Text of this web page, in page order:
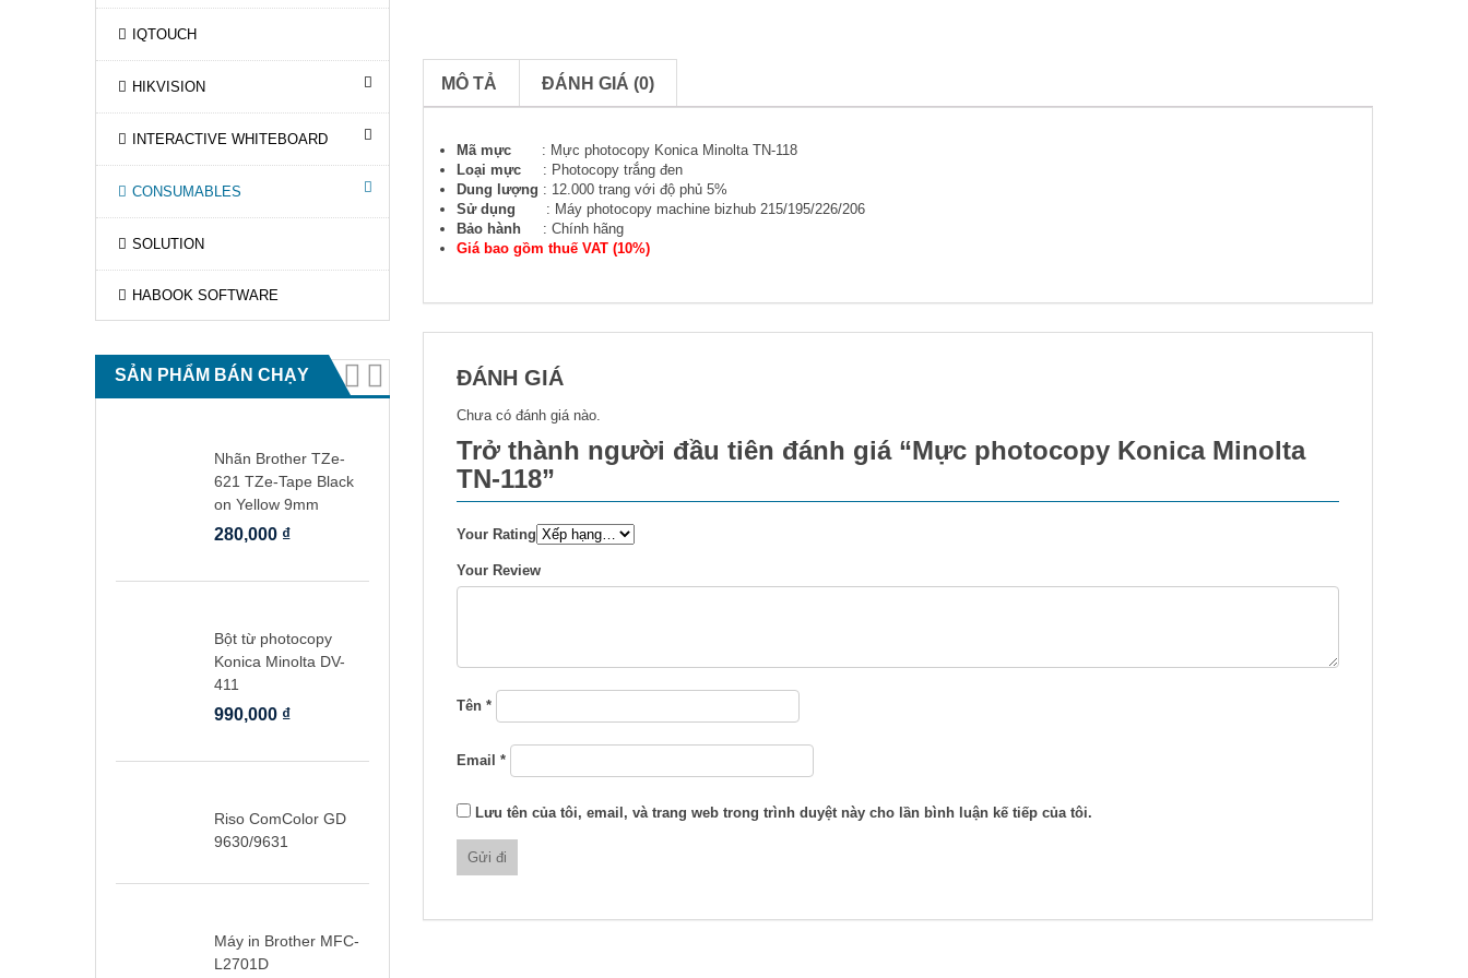
IQTOUCH
HIKVISION
INTERACTIVE WHITEBOARD
CONSUMABLES
SOLUTION
HABOOK SOFTWARE
SẢN PHẨM BÁN CHẠY
Nhãn Brother TZe-
621 TZe-Tape Black
on Yellow 9mm
280,000 ₫
Bột từ photocopy
Konica Minolta DV-
411
990,000 ₫
Riso ComColor GD
9630/9631
Máy in Brother MFC-
L2701D
MÔ TẢ ĐÁNH GIÁ (0)
Mã mực : Mực photocopy Konica Minolta TN-118
Loại mực
: Photocopy trắng đen
Dung lượng : 12.000 trang với độ phủ 5%
Sử dụng
: Máy photocopy machine bizhub 215/195/226/206
Bảo hành : Chính hãng
Giá bao gồm thuế VAT (10%)
ĐÁNH GIÁ
Chưa có đánh giá nào.
Trở thành người đầu tiên đánh giá “Mực photocopy Konica Minolta
TN-118”
Your Rating
Your Review
Tên *
Email *
Lưu tên của tôi, email, và trang web trong trình duyệt này cho lần bình luận kế tiếp của tôi.